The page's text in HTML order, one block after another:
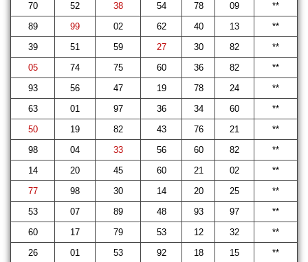
70
52 38 54 78 09
**
89
99 02 62 40 13
**
39
51 59 27 30 82
**
05
74 75 60 36 82
**
93
56 47 19 78 24
**
63
01 97 36 34 60
**
50
19 82 43 76 21
**
98
04 33 56 60 82
**
14
20 45 60 21 02
**
77
98 30 14 20 25
**
53
07 89 48 93 97
**
60
17 79 53 12 32
**
26
01 53 92 18 15
**